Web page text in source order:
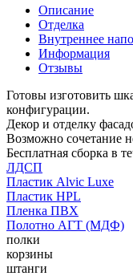
Описание
Отделка
Внутреннее
Информация
Отзывы
Готовы изготовить
конфигурации.
Декор и отделку
Возможно сочетание
Бесплатная сборка в
ЛДСП
Пластик Alvic Luxe
Пластик HPL
Пленка ПВХ
Полотно АГТ (МДФ)
полки
корзины
штанги